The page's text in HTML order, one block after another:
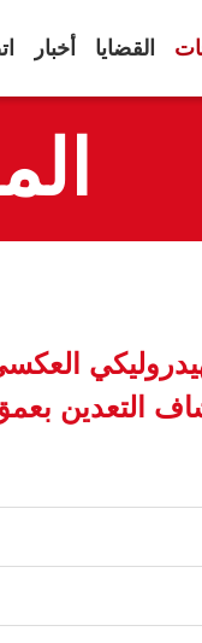
القضايا أخبار
التعدين بعمق 500